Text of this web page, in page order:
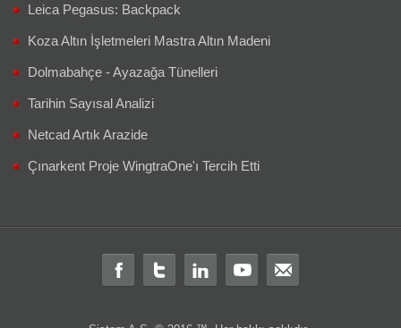
Leica Pegasus: Backpack
Koza Altın İşletmeleri Mastra Altın Madeni
Dolmabahçe - Ayazağa Tünelleri
Tarihin Sayısal Analizi
Netcad Artık Arazide
Çınarkent Proje WingtraOne'ı Tercih Etti